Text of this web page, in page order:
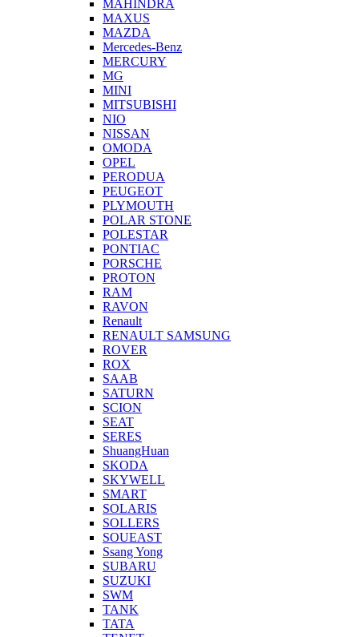
MAHINDRA
MAXUS
MAZDA
Mercedes-Benz
MERCURY
MG
MINI
MITSUBISHI
NIO
NISSAN
OMODA
OPEL
PERODUA
PEUGEOT
PLYMOUTH
POLAR STONE
POLESTAR
PONTIAC
PORSCHE
PROTON
RAM
RAVON
Renault
RENAULT SAMSUNG
ROVER
ROX
SAAB
SATURN
SCION
SEAT
SERES
ShuangHuan
SKODA
SKYWELL
SMART
SOLARIS
SOLLERS
SOUEAST
Ssang Yong
SUBARU
SUZUKI
SWM
TANK
TATA